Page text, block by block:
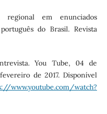
em enunciados
do Brasil. Revista
You Tube, 04 de
de 2017. Disponível
www.youtube.com/watch?